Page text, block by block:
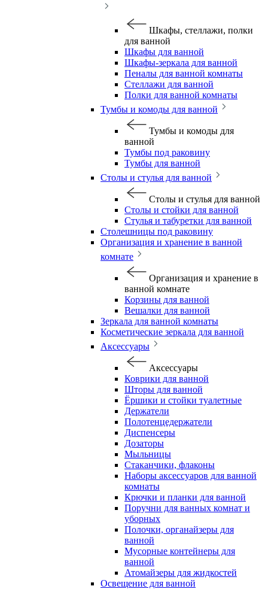
Шкафы, стеллажи, полки
для ванной
Шкафы для ванной
Шкафы-зеркала для ванной
Пеналы для ванной комнаты
Стеллажи для ванной
Полки для ванной комнаты
Тумбы и комоды для ванной
Тумбы и комоды для
ванной
Тумбы под раковину
Тумбы для ванной
Столы и стулья для ванной
Столы и стулья для ванной
Столы и стойки для ванной
Стулья и табуретки для ванной
Столешницы под раковину
Организация и хранение в ванной
комнате
Организация и хранение в
ванной комнате
Корзины для ванной
Вешалки для ванной
Зеркала для ванной комнаты
Косметические зеркала для ванной
Аксессуары
Аксессуары
Коврики для ванной
Шторы для ванной
Ёршики и стойки туалетные
Держатели
Полотенцедержатели
Диспенсеры
Дозаторы
Мыльницы
Стаканчики, флаконы
Наборы аксессуаров для ванной
комнаты
Крючки и планки для ванной
Поручни для ванных комнат и
уборных
Полочки, органайзеры для
ванной
Мусорные контейнеры для
ванной
Атомайзеры для жидкостей
Освещение для ванной